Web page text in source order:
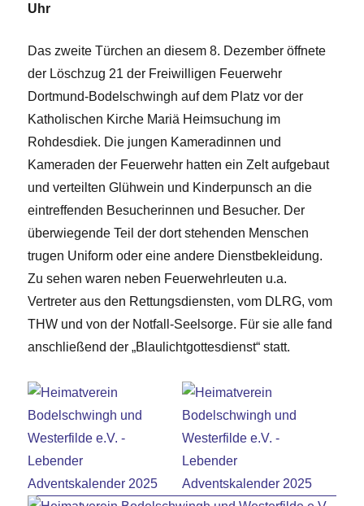
Uhr
Das zweite Türchen an diesem 8. Dezember öffnete
der Löschzug 21 der Freiwilligen Feuerwehr
Dortmund-Bodelschwingh auf dem Platz vor der
Katholischen Kirche Mariä Heimsuchung im
Rohdesdiek. Die jungen Kameradinnen und
Kameraden der Feuerwehr hatten ein Zelt aufgebaut
und verteilten Glühwein und Kinderpunsch an die
eintreffenden Besucherinnen und Besucher. Der
überwiegende Teil der dort stehenden Menschen
trugen Uniform oder eine andere Dienstbekleidung.
Zu sehen waren neben Feuerwehrleuten u.a.
Vertreter aus den Rettungsdiensten, vom DLRG, vom
THW und von der Notfall-Seelsorge. Für sie alle fand
anschließend der „Blaulichtgottesdienst“ statt.